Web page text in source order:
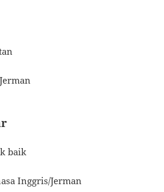
baik
Inggris/Jerman